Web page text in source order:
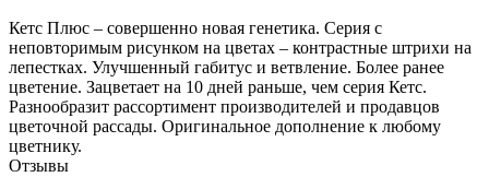
Кетс Плюс – совершенно новая генетика. Серия с
неповторимым рисунком на цветах – контрастные штрихи на
лепестках. Улучшенный габитус и ветвление. Более ранее
цветение. Зацветает на 10 дней раньше, чем серия Кетс.
Разнообразит рассортимент производителей и продавцов
цветочной рассады. Оригинальное дополнение к любому
цветнику.
Отзывы